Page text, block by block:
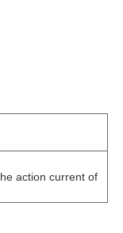
action current of